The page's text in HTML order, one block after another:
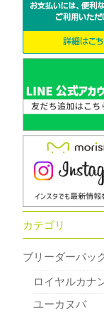
カテゴリ
ブリーダーパッ
ロイヤルカナ
ユーカヌバ